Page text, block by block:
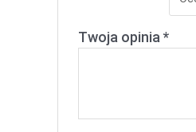
Twoja opinia*